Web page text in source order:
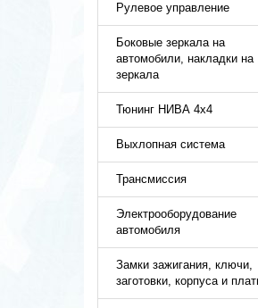
Рулевое управление
Боковые зеркала на
автомобили, накладки на
зеркала
Тюнинг НИВА 4х4
Выхлопная система
Трансмиссия
Электрооборудование
автомобиля
Замки зажигания, ключи,
заготовки, корпуса и